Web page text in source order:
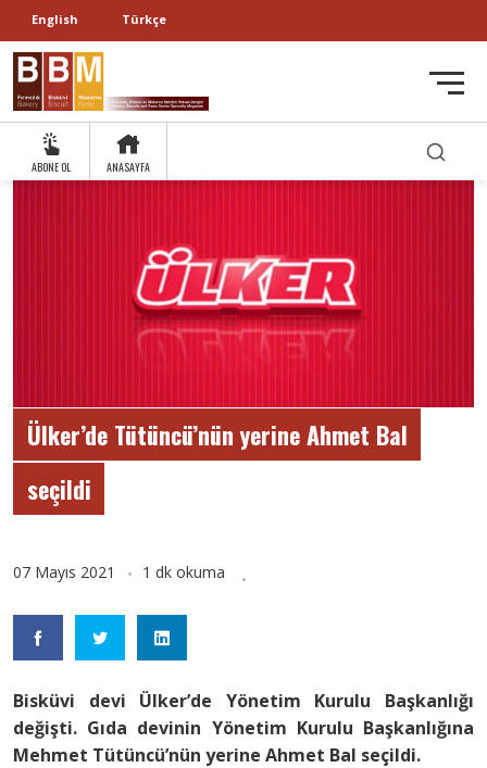
English Türkçe
ABONE OL ANASAYFA
Ülker’de Tütüncü’nün yerine Ahmet Bal
seçildi
07 Mayıs 2021 1 dk okuma
Bisküvi devi Ülker’de Yönetim Kurulu Başkanlığı
değişti. Gıda devinin Yönetim Kurulu Başkanlığına
Mehmet Tütüncü’nün yerine Ahmet Bal seçildi.